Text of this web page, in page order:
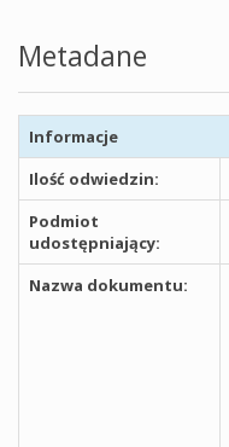
Metadane
Informacje
Ilość odwiedzin:
Podmiot
udostępniający:
Nazwa dokumentu: